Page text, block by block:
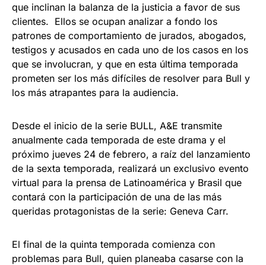
que inclinan la balanza de la justicia a favor de sus
clientes. Ellos se ocupan analizar a fondo los
patrones de comportamiento de jurados, abogados,
testigos y acusados en cada uno de los casos en los
que se involucran, y que en esta última temporada
prometen ser los más difíciles de resolver para Bull y
los más atrapantes para la audiencia.
Desde el inicio de la serie BULL, A&E transmite
anualmente cada temporada de este drama y el
próximo jueves 24 de febrero, a raíz del lanzamiento
de la sexta temporada, realizará un exclusivo evento
virtual para la prensa de Latinoamérica y Brasil que
contará con la participación de una de las más
queridas protagonistas de la serie: Geneva Carr.
El final de la quinta temporada comienza con
problemas para Bull, quien planeaba casarse con la